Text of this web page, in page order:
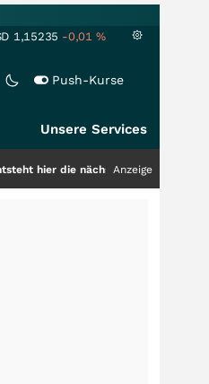
1,15235 -0,01 %
Push-Kurse
Unsere Services
Milliardenstory?+++
Anzeige